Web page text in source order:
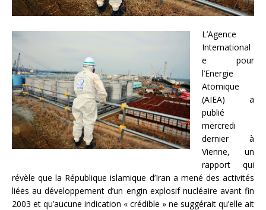
L’Agence
International
e pour
l’Energie
Atomique
(AIEA) a
publié
mercredi
dernier à
Vienne, un
rapport qui
révèle que la République islamique d’Iran a mené des activités
liées au développement d’un engin explosif nucléaire avant fin
2003 et qu’aucune indication « crédible » ne suggérait qu’elle ait